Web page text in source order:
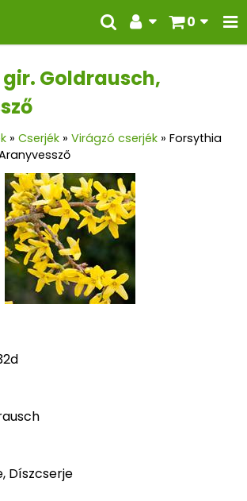
0
Goldrausch,
» Cserjék » Virágzó cserjék » Forsythia
Díszcserje